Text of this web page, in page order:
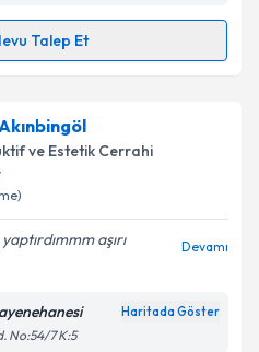
Gönder
Talep Et
için randevu takvimi
randevu almanız
e-posta ile
ilişkin
ve Estetik Cerrahi
aşırı
Devamı
Haritada Göster
No:54/7 K:5